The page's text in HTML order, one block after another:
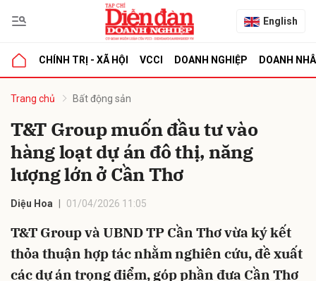
English
CHÍNH TRỊ - XÃ HỘI VCCI DOANH NGHIỆP DOANH
Trang chủ Bất động sản
T&T Group muốn đầu tư vào
hàng loạt dự án đô thị, năng
lượng lớn ở Cần Thơ
Diệu Hoa 01/04/2026 11:05
T&T Group và UBND TP Cần Thơ vừa ký kết
thỏa thuận hợp tác nhằm nghiên cứu, đề xuất
các dự án trọng điểm, góp phần đưa Cần Thơ
luận
Hủy